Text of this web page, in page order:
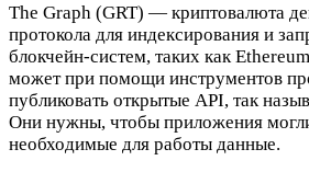
The Graph (GRT) — криптовалюта
протокола для индексирования и
блокчейн-систем, таких как
может при помощи инструментов
публиковать открытые API, так
Они нужны, чтобы приложения
необходимые для работы данные.